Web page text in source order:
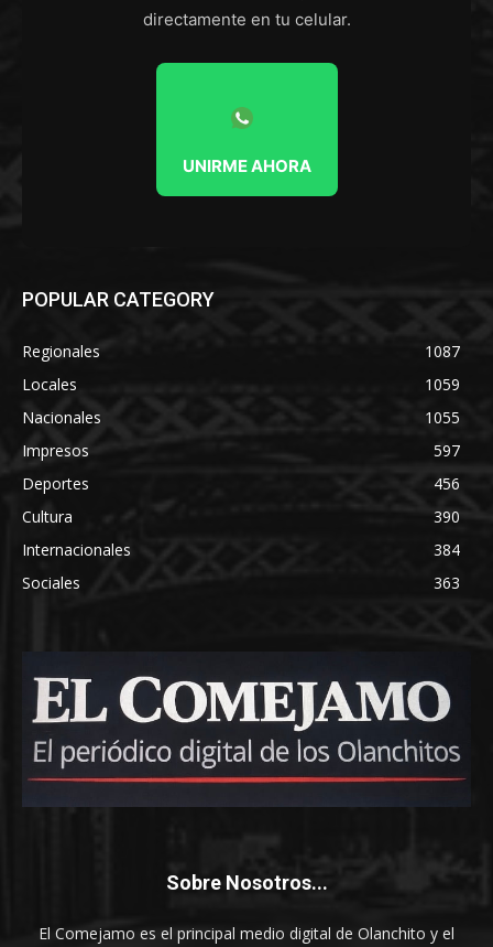
directamente en tu celular.
UNIRME AHORA
POPULAR CATEGORY
Regionales
1087
Locales
1059
Nacionales
1055
Impresos
597
Deportes
456
Cultura
390
Internacionales
384
Sociales
363
Sobre Nosotros...
El Comejamo es el principal medio digital de Olanchito y el